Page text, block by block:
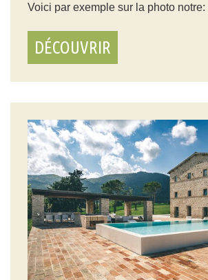
Voici par exemple sur la photo notre:
DÉCOUVRIR